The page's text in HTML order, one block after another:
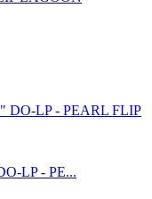
LP - PE...